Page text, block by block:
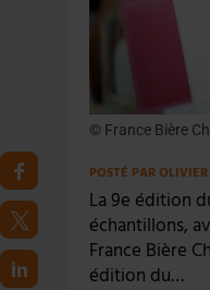
© France Bière
POSTÉ PAR
La 9e édition
échantillons,
France Bière
édition du…